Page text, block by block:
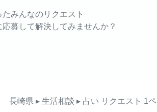
みんなのリクエスト
募して解決してみませんか？
長崎県 ▸ 生活相談 ▸ 占い リクエスト 1